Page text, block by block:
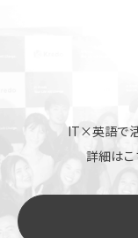
IT×英語で
詳細はこ